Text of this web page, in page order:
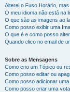
Alterei o Fuso Horário,
O meu idioma não está na
O que são as imagens ao
Como posso exibir uma
O que é e como posso
Quando clico no email de
Sobre as Mensagens
Como crio um Tópico ou
Como posso editar ou
Como posso adicionar
Como posso criar uma